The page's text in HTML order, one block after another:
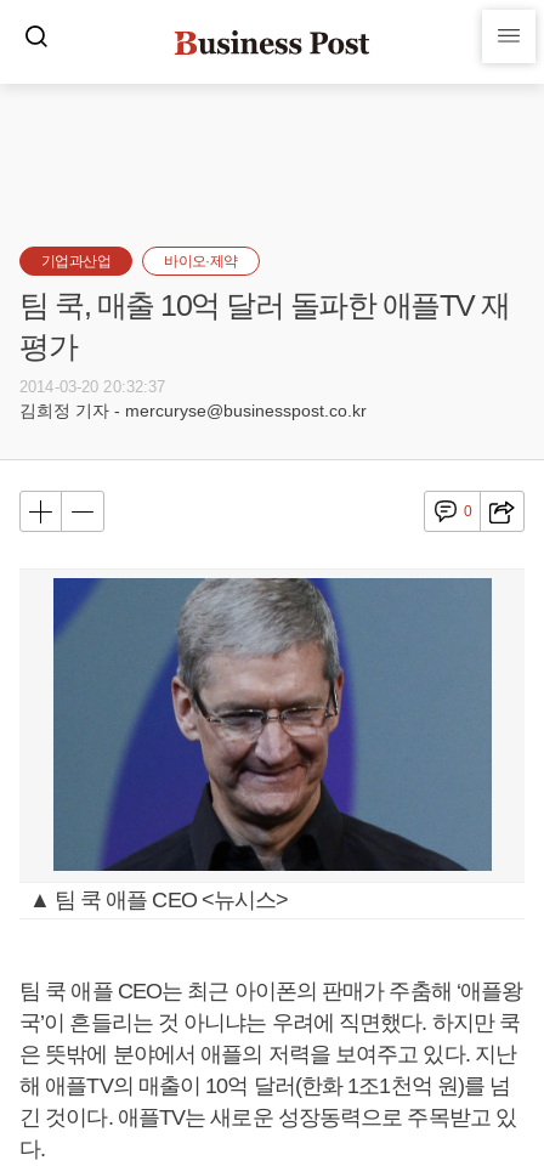
기업과산업 바이오·제약
팀 쿡, 매출 10억 달러 돌파한 애플TV 재
평가
2014-03-20 20:32:37
김희정 기자 - mercuryse@businesspost.co.kr
0
▲ 팀 쿡 애플 CEO <뉴시스>
팀 쿡 애플 CEO는 최근 아이폰의 판매가 주춤해 ‘애플왕
국’이 흔들리는 것 아니냐는 우려에 직면했다. 하지만 쿡
은 뜻밖에 분야에서 애플의 저력을 보여주고 있다. 지난
해 애플TV의 매출이 10억 달러(한화 1조1천억 원)를 넘
긴 것이다. 애플TV는 새로운 성장동력으로 주목받고 있
다.